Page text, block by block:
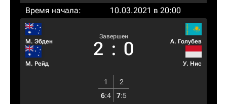
Время начала:
10.03.2021 в 20:00
М. Эбден
М. Рейд
Завершен
2 : 0 А. Голубев
У. Нис
1
2
6:4 7:5